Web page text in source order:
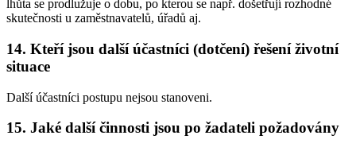
lhůta se prodlužuje o dobu, po kterou se např. došetřují rozhodné
skutečnosti u zaměstnavatelů, úřadů aj.
14. Kteří jsou další účastníci (dotčení) řešení životní
situace
Další účastníci postupu nejsou stanoveni.
15. Jaké další činnosti jsou po žadateli požadovány